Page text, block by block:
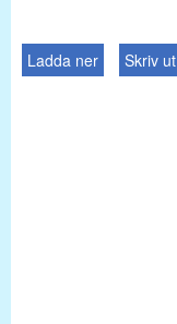
Ladda ner Skriv ut